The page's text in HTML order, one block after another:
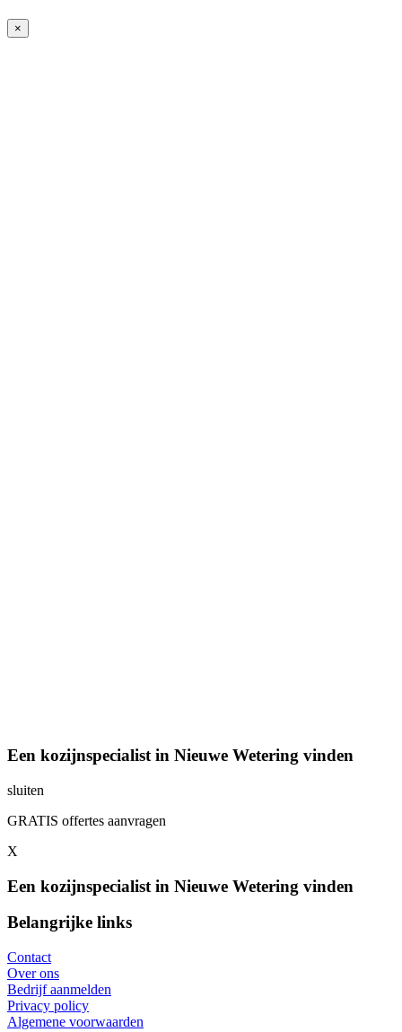
×
Een kozijnspecialist in Nieuwe Wetering vinden
sluiten
GRATIS offertes aanvragen
X
Een kozijnspecialist in Nieuwe Wetering vinden
Belangrijke links
Contact
Over ons
Bedrijf aanmelden
Privacy policy
Algemene voorwaarden